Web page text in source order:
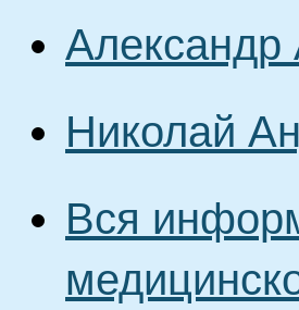
Александр
Николай
Вся